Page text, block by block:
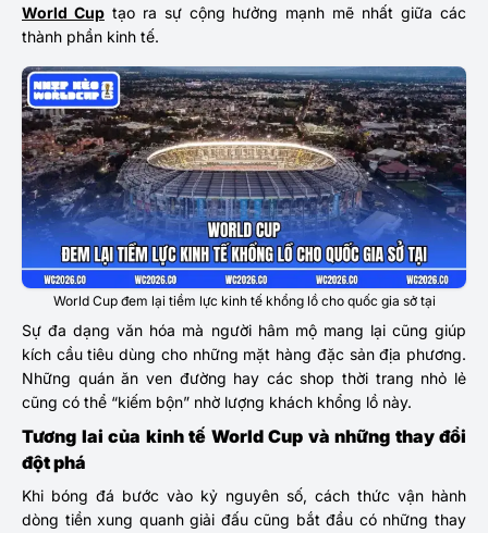
World Cuptạo ra sự cộng hưởng mạnh mẽ nhất giữa các
thành phần kinh tế.
World Cup đem lại tiềm lực kinh tế khổng lồ cho quốc gia sở tại
Sự đa dạng văn hóa mà người hâm mộ mang lại cũng giúp
kích cầu tiêu dùng cho những mặt hàng đặc sản địa phương.
Những quán ăn ven đường hay các shop thời trang nhỏ lẻ
cũng có thể “kiếm bộn” nhờ lượng khách khổng lồ này.
Tương lai của kinh tế World Cup và những thay đổi
đột phá
Khi bóng đá bước vào kỷ nguyên số, cách thức vận hành
dòng tiền xung quanh giải đấu cũng bắt đầu có những thay